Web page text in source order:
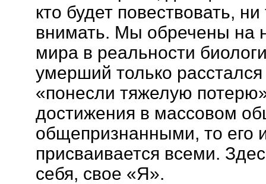
кто будет повествовать,
внимать. Мы обречены на
мира в реальности
умерший только
«понесли тяжелую
достижения в массовом
общепризнанными, то его
присваивается всеми.
себя, свое «Я».